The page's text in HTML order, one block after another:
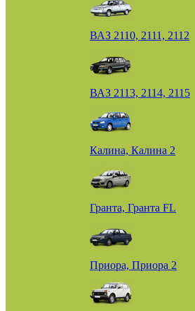
ВАЗ 2110, 2111, 2112
ВАЗ 2113, 2114, 2115
Калина, Калина 2
Гранта, Гранта FL
Приора, Приора 2